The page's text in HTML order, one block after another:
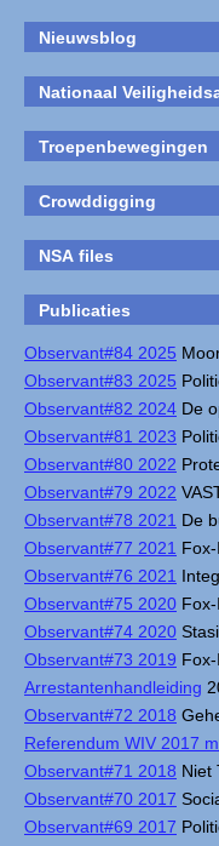
Nieuwsblog
Nationaal
Troepenbewegingen
Crowddigging
NSA files
Publicaties
Observant#84 2025
Observant#83 2025
Observant#82 2024 De
Observant#81 2023
Observant#80 2022
Observant#79 2022
Observant#78 2021 De
Observant#77 2021
Observant#76 2021
Observant#75 2020
Observant#74 2020
Observant#73 2019
Arrestantenhandleiding
Observant#72 2018
Referendum WIV 2017
Observant#71 2018 Niet
Observant#70 2017
Observant#69 2017